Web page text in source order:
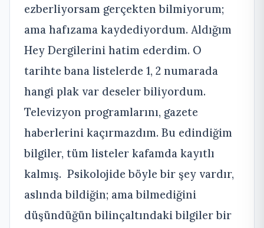
ezberliyorsam gerçekten bilmiyorum;
ama hafızama kaydediyordum. Aldığım
Hey Dergilerini hatim ederdim. O
tarihte bana listelerde 1, 2 numarada
hangi plak var deseler biliyordum.
Televizyon programlarını, gazete
haberlerini kaçırmazdım. Bu edindiğim
bilgiler, tüm listeler kafamda kayıtlı
kalmış. Psikolojide böyle bir şey vardır,
aslında bildiğin; ama bilmediğini
düşündüğün bilinçaltındaki bilgiler bir